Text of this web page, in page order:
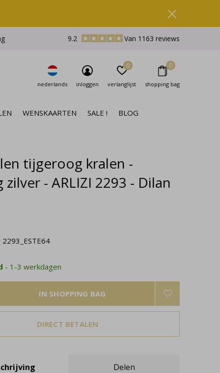
WENSKAARTEN SALE ! BLOG
nederlands inloggen verlanglijst
0
shopping bag
0
9.2 Van 1163 reviews
tijgeroog kralen -
- ARLIZI 2293 - Dilan
2293_ESTE64
- 1-3 werkdagen
IN SHOPPING BAG
DIRECT BETALEN
Delen